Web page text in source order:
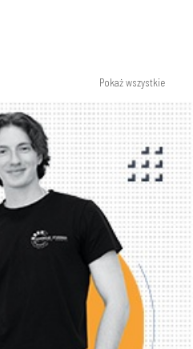
Pokaż wszystkie